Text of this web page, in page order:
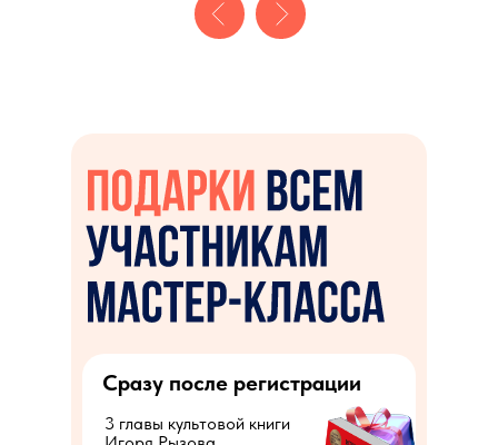
3 главы культовой книги
Сразу после регистрации